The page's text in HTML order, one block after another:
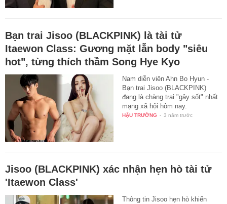
Bạn trai Jisoo (BLACKPINK) là tài tử
Itaewon Class: Gương mặt lẫn body "siêu
hot", từng thích thầm Song Hye Kyo
Nam diễn viên Ahn Bo Hyun -
Bạn trai Jisoo (BLACKPINK)
đang là chàng trai "gây sốt" nhất
mạng xã hội hôm nay.
HẬU TRƯỜNG - 3 năm trước
Jisoo (BLACKPINK) xác nhận hẹn hò tài tử
'Itaewon Class'
Thông tin Jisoo hẹn hò khiến